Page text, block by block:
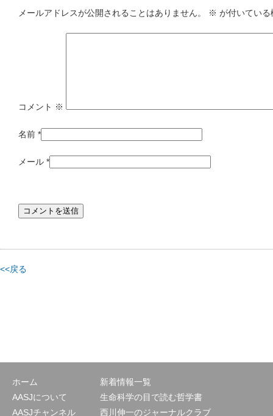
メールアドレスが公開されることはありません。 ※ が付いてい
コメント ※
名前 *
メール *
<<戻る
ホーム
AASJについて
AASJチャンネル
新着情報一覧
生命科学の目で読む哲学書
西川伸一のジャーナルクラブ